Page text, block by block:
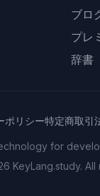
ブロ
プレ
辞書
ポリシー特定商取引
for
KeyLang.study. All